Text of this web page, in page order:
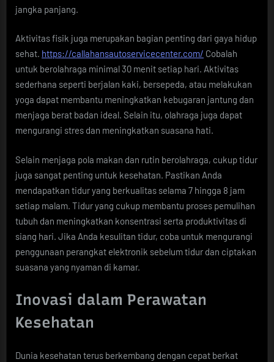
jangka panjang.
Aktivitas fisik juga merupakan bagian penting dari gaya hidup
sehat. https://callahansautoservicecenter.com/ Cobalah
untuk berolahraga minimal 30 menit setiap hari. Aktivitas
sederhana seperti berjalan kaki, bersepeda, atau melakukan
yoga dapat membantu meningkatkan kebugaran jantung dan
menjaga berat badan ideal. Selain itu, olahraga juga dapat
mengurangi stres dan meningkatkan suasana hati.
Selain menjaga pola makan dan rutin berolahraga, cukup tidur
juga sangat penting untuk kesehatan. Pastikan Anda
mendapatkan tidur yang berkualitas selama 7 hingga 8 jam
setiap malam. Tidur yang cukup membantu proses pemulihan
tubuh dan meningkatkan konsentrasi serta produktivitas di
siang hari. Jika Anda kesulitan tidur, coba untuk mengurangi
penggunaan perangkat elektronik sebelum tidur dan ciptakan
suasana yang nyaman di kamar.
Inovasi dalam Perawatan
Kesehatan
Dunia kesehatan terus berkembang dengan cepat berkat